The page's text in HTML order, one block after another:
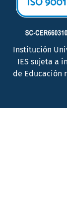
Institución
IES sujeta a
de Educación